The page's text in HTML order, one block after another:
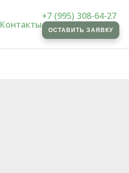
Контакты
+7 (995) 308-64-27
ОСТАВИТЬ ЗАЯВКУ